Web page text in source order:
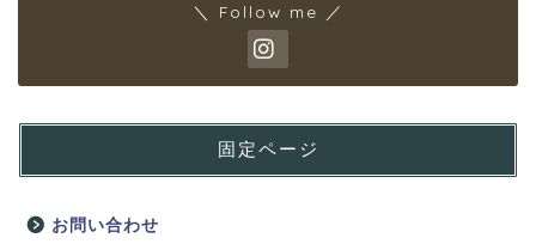
＼ Follow me ／
固定ページ
お問い合わせ